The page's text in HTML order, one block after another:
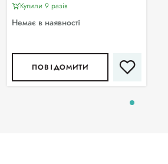
Купили 9 разiв
Немає в наявності
ПОВІДОМИТИ